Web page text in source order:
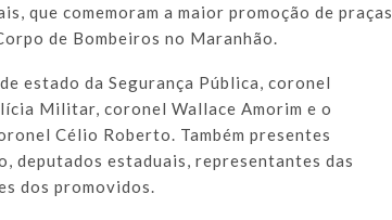
que comemoram a maior promoção de praças
de Bombeiros no Maranhão.
estado da Segurança Pública, coronel
Militar, coronel Wallace Amorim e o
Célio Roberto. Também presentes
deputados estaduais, representantes das
dos promovidos.